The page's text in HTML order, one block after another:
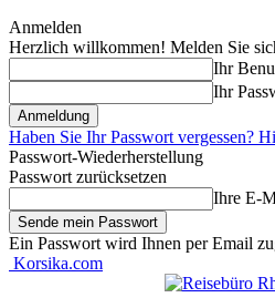
Anmelden
Herzlich willkommen! Melden Sie
Ihr
Ihr
Haben Sie Ihr Passwort vergessen?
Passwort-Wiederherstellung
Passwort zurücksetzen
Ihre E-
Ein Passwort wird Ihnen per Email
Korsika.com